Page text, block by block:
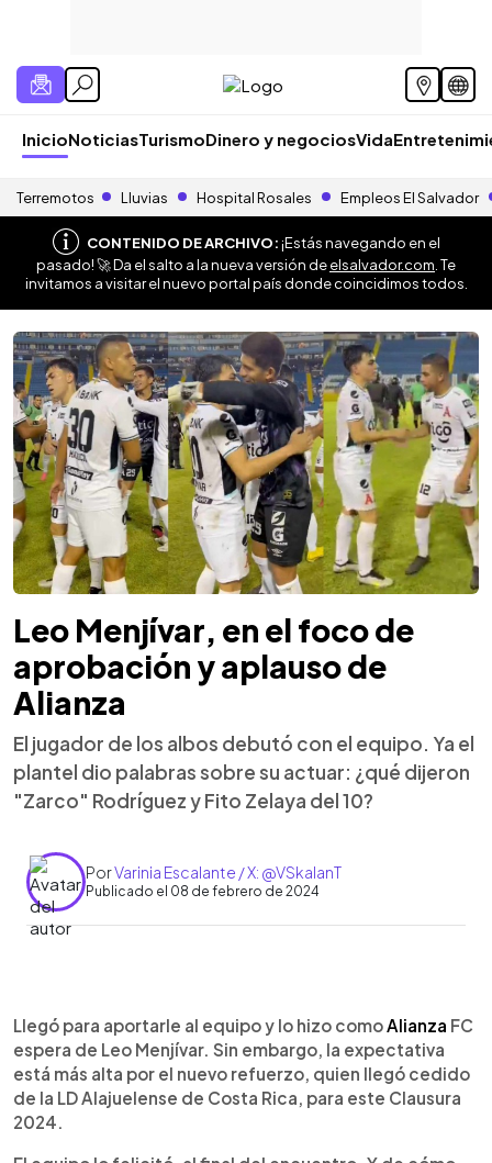
InicioNoticiasTurismoDinero y negociosVida
Terremotos Lluvias Hospital Rosales Empleos El Salvador
CONTENIDO DE ARCHIVO:¡Estás navegando en el
pasado! 🚀 Da el salto a la nueva versión deelsalvador.com . Te
invitamos a visitar el nuevo portal país donde coincidimos todos.
Leo Menjívar, en el foco de
aprobación y aplauso de
Alianza
El jugador de los albos debutó con el equipo. Ya el
plantel dio palabras sobre su actuar: ¿qué dijeron
"Zarco" Rodríguez y Fito Zelaya del 10?
PorVarinia Escalante / X: @VSkalanT
Publicado el 08 de febrero de 2024
Escuchar artículo
Llegó para aportarle al equipo y lo hizo como Alianza FC
espera de Leo Menjívar. Sin embargo, la expectativa
está más alta por el nuevo refuerzo, quien llegó cedido
de la LD Alajuelense de Costa Rica, para este Clausura
2024.